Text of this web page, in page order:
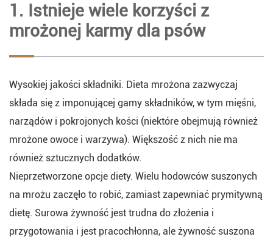
1. Istnieje wiele korzyści z
mrożonej karmy dla psów
Wysokiej jakości składniki. Dieta mrożona zazwyczaj
składa się z imponującej gamy składników, w tym mięśni,
narządów i pokrojonych kości (niektóre obejmują również
mrożone owoce i warzywa). Większość z nich nie ma
również sztucznych dodatków.
Nieprzetworzone opcje diety. Wielu hodowców suszonych
na mrożu zaczęło to robić, zamiast zapewniać prymitywną
dietę. Surowa żywność jest trudna do złożenia i
przygotowania i jest pracochłonna, ale żywność suszona